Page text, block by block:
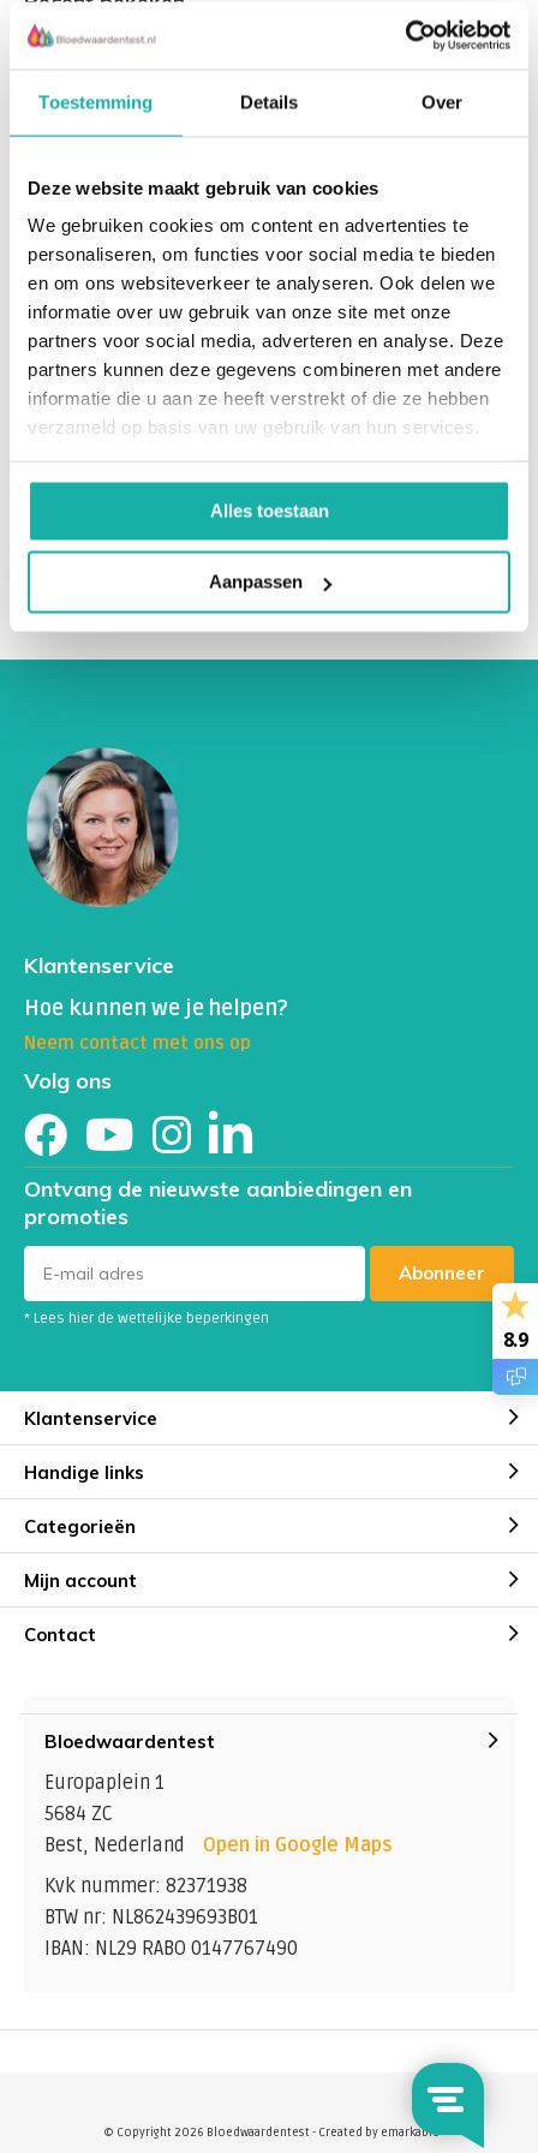
Toestemming Details Over
Deze website maakt gebruik van cookies
We gebruiken cookies om content en advertenties te
personaliseren, om functies voor social media te bieden
en om ons websiteverkeer te analyseren. Ook delen we
informatie over uw gebruik van onze site met onze
partners voor social media, adverteren en analyse. Deze
partners kunnen deze gegevens combineren met andere
informatie die u aan ze heeft verstrekt of die ze hebben
verzameld op basis van uw gebruik van hun services.
Alles toestaan
Aanpassen
ZnT-8 Antistoffen
Test bij het vermoeden van
diabetes mellitus type 1 en
LADA (late onset auto-
immuundiabet...
Klantenservice
Hoe kunnen we je helpen?
Neem contact met ons op
Volg ons
Ontvang de nieuwste aanbiedingen en
promoties
Abonneer
* Lees hier de wettelijke beperkingen
Klantenservice
Handige links
Categorieën
Mijn account
Contact
Bloedwaardentest
Europaplein 1
5684 ZC
Best, Nederland
Open in Google Maps
Kvk nummer: 82371938
BTW nr: NL862439693B01
IBAN: NL29 RABO 0147767490
© Copyright 2026 Bloedwaardentest - Created by emarkable
8.9